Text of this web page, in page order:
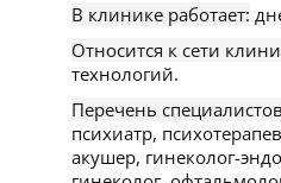
В клинике работает:
Относится к сети
технологий.
Перечень
психиатр,
акушер, гинеколог-